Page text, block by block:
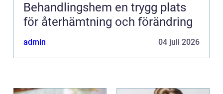
Behandlingshem en trygg plats
för återhämtning och förändring
admin 04 juli 2026